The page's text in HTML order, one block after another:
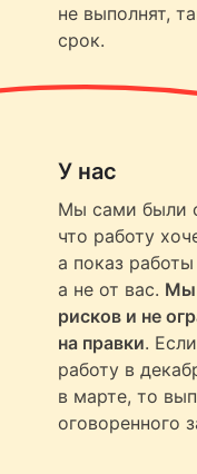
не выполнят,
срок.
У нас
Мы сами были
что работу
а показ
а не от вас. Мы
рисков и не
на правки.
работу в
в марте, то
оговоренного